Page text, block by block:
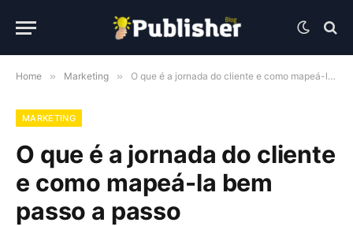
Home » Marketing » O que é a jornada do cliente e como mapeá-la bem passo a passo
MARKETING
O que é a jornada do cliente
e como mapeá-la bem
passo a passo